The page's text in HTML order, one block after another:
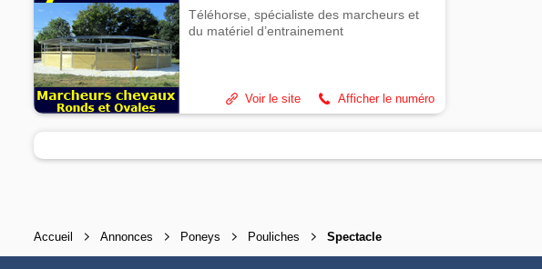
Téléhorse, spécialiste des marcheurs et
du matériel d’entrainement
Afficher le numéro
Voir le site
Accueil Annonces Poneys Pouliches Spectacle